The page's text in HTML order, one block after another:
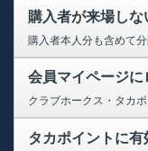
購入者本人分も含めて
タカポイントに有